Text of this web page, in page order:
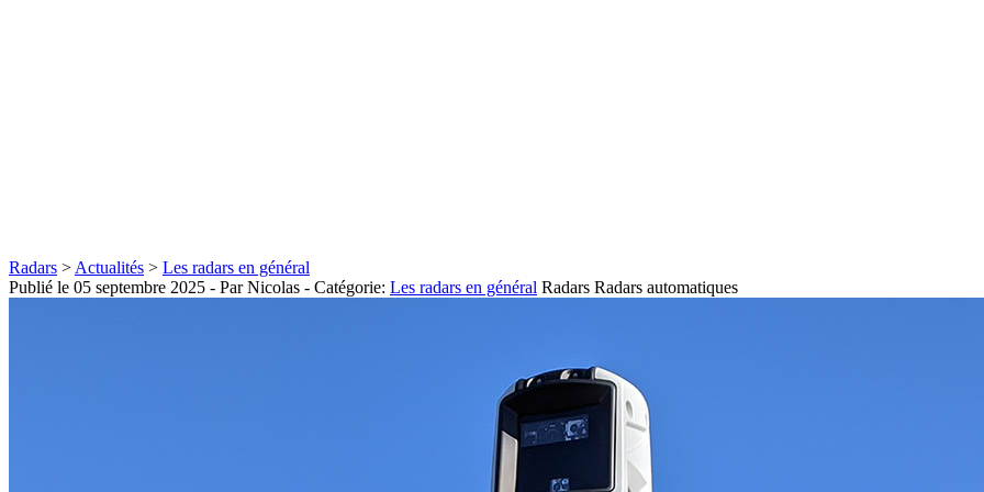
Radars > Actualités > Les radars en général
Publié le 05 septembre 2025 - Par Nicolas - Catégorie: Les radars en général Radars Radars automatiques